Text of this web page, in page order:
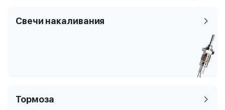
Свечи накаливания
Тормоза